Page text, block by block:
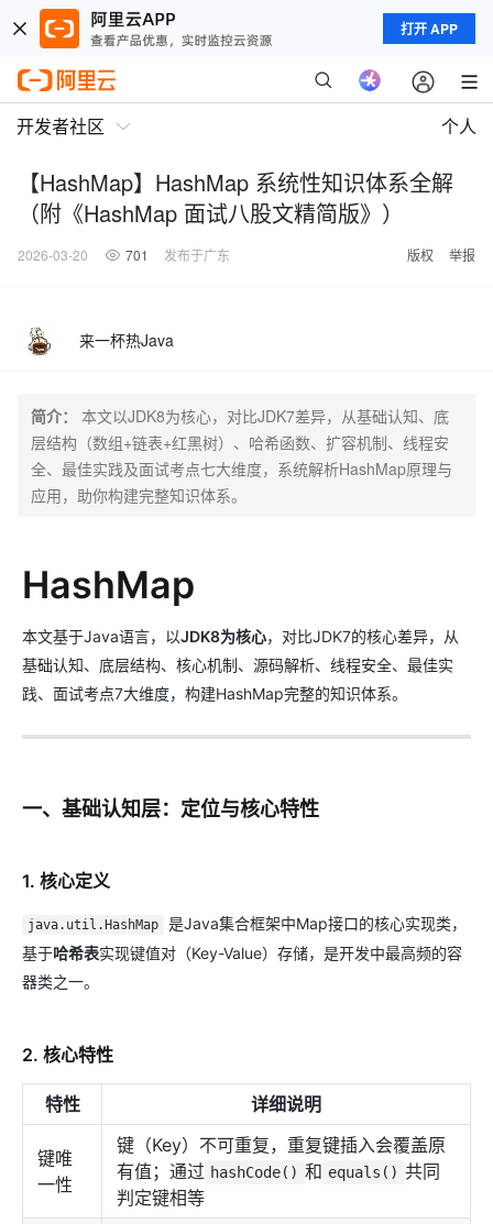
打开 APP
开发者社区 个人
【HashMap】HashMap 系统性知识体系全解
（附《HashMap 面试八股文精简版》）
2026-03-20 701 发布于广东 版权 举报
来一杯热Java
简介：
本文以JDK8为核心，对比JDK7差异，从基础认知、底
层结构（数组+链表+红黑树）、哈希函数、扩容机制、线程安
全、最佳实践及面试考点七大维度，系统解析HashMap原理与
应用，助你构建完整知识体系。
HashMap
本文基于Java语言，以JDK8为核心，对比JDK7的核心差异，从
基础认知、底层结构、核心机制、源码解析、线程安全、最佳实
践、面试考点7大维度，构建HashMap完整的知识体系。
一、基础认知层：定位与核心特性
1. 核心定义
java.util.HashMap
是Java集合框架中Map接口的核心实现类，
基于哈希表实现键值对（Key-Value）存储，是开发中最高频的容
器类之一。
2. 核心特性
特性 详细说明
键唯
一性
键（Key）不可重复，重复键插入会覆盖原
有值；通过 hashCode() 和 equals() 共同
判定键相等